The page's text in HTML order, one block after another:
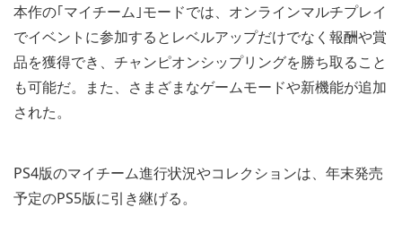
本作の｢マイチーム｣モードでは、オンラインマルチプレイ
でイベントに参加するとレベルアップだけでなく報酬や賞
品を獲得でき、チャンピオンシップリングを勝ち取ること
も可能だ。また、さまざまなゲームモードや新機能が追加
された。
PS4版のマイチーム進行状況やコレクションは、年末発売
予定のPS5版に引き継げる。